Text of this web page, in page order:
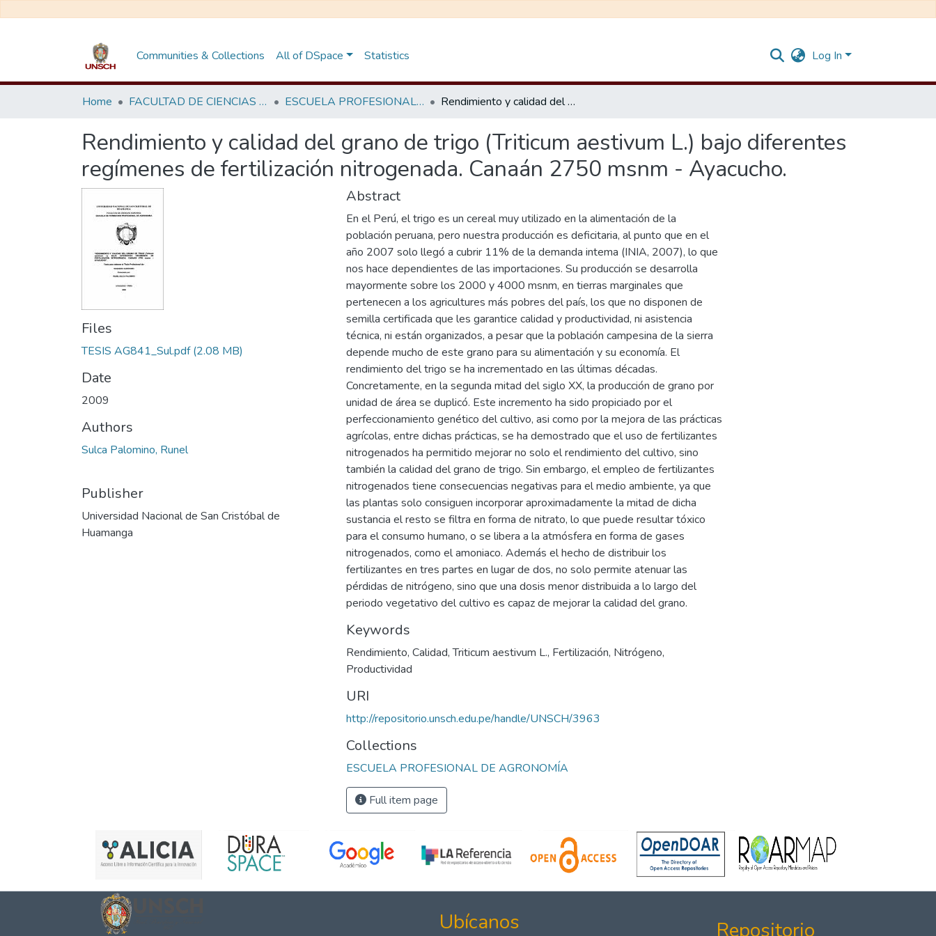
Communities & Collections All of DSpace Statistics Log In
Home FACULTAD DE CIENCIAS AGRARIAS ESCUELA PROFESIONAL DE AGRONOMÍA Rendimiento y calidad del grano de trigo (Triticum aestivum L.) bajo diferentes regímenes de fertilización nitrogenada. Canaán 2750 msnm - Ayacucho.
Rendimiento y calidad del grano de trigo (Triticum aestivum L.) bajo diferentes
regímenes de fertilización nitrogenada. Canaán 2750 msnm - Ayacucho.
Files
TESIS AG841_Sul.pdf(2.08 MB)
Date
2009
Authors
Sulca Palomino, Runel
Publisher
Universidad Nacional de San Cristóbal de
Huamanga
Abstract
En el Perú, el trigo es un cereal muy utilizado en la alimentación de la
población peruana, pero nuestra producción es deficitaria, al punto que en el
año 2007 solo llegó a cubrir 11% de la demanda intema (INIA, 2007), lo que
nos hace dependientes de las importaciones. Su producción se desarrolla
mayormente sobre los 2000 y 4000 msnm, en tierras marginales que
pertenecen a los agricultures más pobres del país, los que no disponen de
semilla certificada que les garantice calidad y productividad, ni asistencia
técnica, ni están organizados, a pesar que la población campesina de la sierra
depende mucho de este grano para su alimentación y su economía. El
rendimiento del trigo se ha incrementado en las últimas décadas.
Concretamente, en la segunda mitad del siglo XX, la producción de grano por
unidad de área se duplicó. Este incremento ha sido propiciado por el
perfeccionamiento genético del cultivo, asi como por la mejora de las prácticas
agrícolas, entre dichas prácticas, se ha demostrado que el uso de fertilizantes
nitrogenados ha permitido mejorar no solo el rendimiento del cultivo, sino
también la calidad del grano de trigo. Sin embargo, el empleo de fertilizantes
nitrogenados tiene consecuencias negativas para el medio ambiente, ya que
las plantas solo consiguen incorporar aproximadamente la mitad de dicha
sustancia el resto se filtra en forma de nitrato, lo que puede resultar tóxico
para el consumo humano, o se libera a la atmósfera en forma de gases
nitrogenados, como el amoniaco. Además el hecho de distribuir los
fertilizantes en tres partes en lugar de dos, no solo permite atenuar las
pérdidas de nitrógeno, sino que una dosis menor distribuida a lo largo del
periodo vegetativo del cultivo es capaz de mejorar la calidad del grano.
Keywords
Rendimiento, Calidad,Triticum aestivum L., Fertilización, Nitrógeno,
Productividad
URI
http://repositorio.unsch.edu.pe/handle/UNSCH/3963
Collections
ESCUELA PROFESIONAL DE AGRONOMÍA
Full item page
Ubícanos Repositorio